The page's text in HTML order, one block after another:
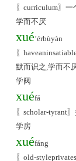
〖curriculum〗
学而不厌
xué’érbùyàn
〖
默而识之,学而不
学阀
xuéfá
〖scholar-tyrant
学房
xuéfáng
〖old-